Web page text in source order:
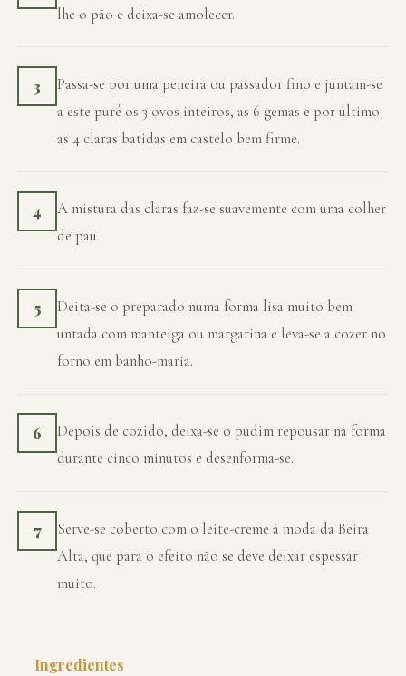
lhe o pão e deixa-se amolecer.
3
Passa-se por uma peneira ou passador fino e juntam-se
a este puré os 3 ovos inteiros, as 6 gemas e por último
as 4 claras batidas em castelo bem firme.
4
A mistura das claras faz-se suavemente com uma colher
de pau.
5
Deita-se o preparado numa forma lisa muito bem
untada com manteiga ou margarina e leva-se a cozer no
forno em banho-maria.
6
Depois de cozido, deixa-se o pudim repousar na forma
durante cinco minutos e desenforma-se.
7
Serve-se coberto com o leite-creme à moda da Beira
Alta, que para o efeito não se deve deixar espessar
muito.
Ingredientes